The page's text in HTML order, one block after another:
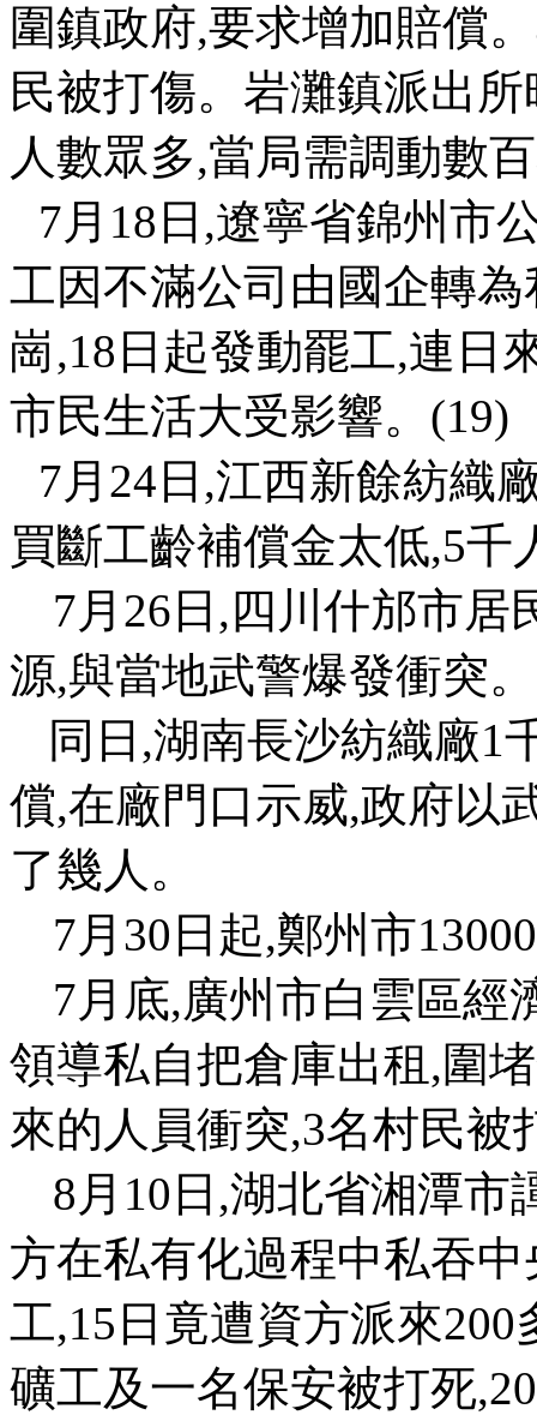
圍鎮政府,要求增加賠償
民被打傷。岩灘鎮派出
人數眾多,當局需調動數
7月 18 日 ,遼寧省錦州市
工因不滿公司由國企轉為
崗,18 日起發動罷工,連日
市民生活大受影響。 (19)
7月 24 日 ,江西新餘紡織
買斷工齡補償金太低,5千
7月 26 日 , 四川什邡市居
源,與當地武警爆發衝突。
同日 ,湖南長沙紡織廠1
償,在廠門口示威,政府以
了幾人。
7月 30 日起,鄭州市13000
7月底,廣州市白雲區經
領導私自把倉庫出租 ,圍
來的人員衝突,3名村民被
8 月 10 日 ,湖北省湘潭市
方在私有化過程中私吞
工,15 日竟遭資方派來200
礦工及一名保安被打死,20